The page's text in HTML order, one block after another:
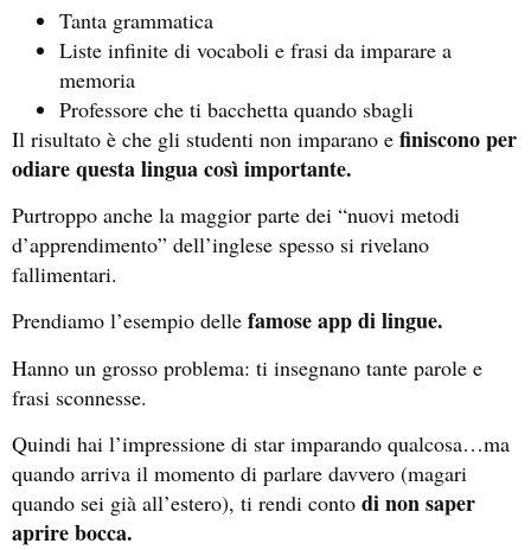
Tanta grammatica
Liste infinite di vocaboli e frasi da imparare a
memoria
Professore che ti bacchetta quando sbagli
Il risultato è che gli studenti non imparano e finiscono per
odiare questa lingua così importante.
Purtroppo anche la maggior parte dei “nuovi metodi
d’apprendimento” dell’inglese spesso si rivelano
fallimentari.
Prendiamo l’esempio delle famose app di lingue.
Hanno un grosso problema: ti insegnano tante parole e
frasi sconnesse.
Quindi hai l’impressione di star imparando qualcosa…ma
quando arriva il momento di parlare davvero (magari
quando sei già all’estero), ti rendi conto di non saper
aprire bocca.